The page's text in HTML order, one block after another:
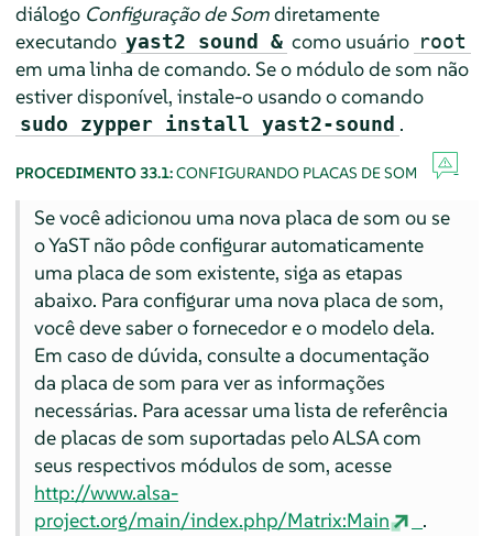
diálogo Configuração de Somdiretamente
executando yast2 sound & como usuário root
em uma linha de comando. Se o módulo de som não
estiver disponível, instale-o usando o comando
sudo zypper install yast2-sound .
PROCEDIMENTO 33.1:CONFIGURANDO PLACAS DE SOM
Se você adicionou uma nova placa de som ou se
o YaST não pôde configurar automaticamente
uma placa de som existente, siga as etapas
abaixo. Para configurar uma nova placa de som,
você deve saber o fornecedor e o modelo dela.
Em caso de dúvida, consulte a documentação
da placa de som para ver as informações
necessárias. Para acessar uma lista de referência
de placas de som suportadas pelo ALSA com
seus respectivos módulos de som, acesse
http://www.alsa-
project.org/main/index.php/Matrix:Main
.